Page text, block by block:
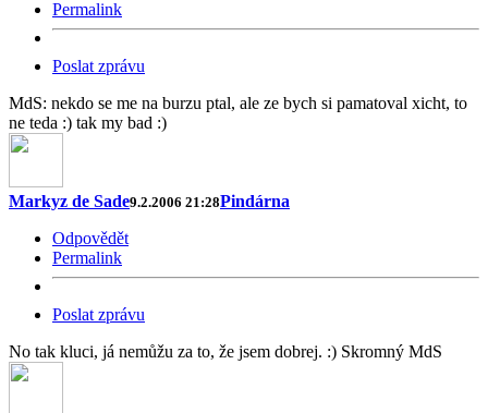
Permalink
Poslat zprávu
MdS: nekdo se me na burzu ptal, ale ze bych si pamatoval xicht, to
ne teda :) tak my bad :)
Markyz de Sade9.2.2006 21:28Pindárna
Odpovědět
Permalink
Poslat zprávu
No tak kluci, já nemůžu za to, že jsem dobrej. :) Skromný MdS